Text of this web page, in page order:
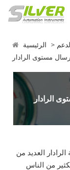
الرئيسية
مستوى الرادار
الرادار
العديد من
من الناس